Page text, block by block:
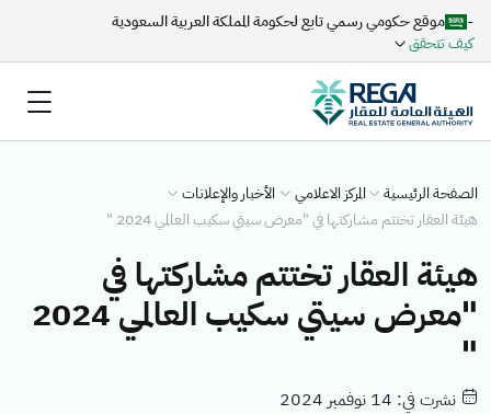
-
موقع حكومي رسمي تابع لحكومة المملكة العربية السعودية
كيف تتحقق
الصفحة الرئيسية المركز الاعلامي
الأخبار والإعلانات
هيئة العقار تختتم مشاركتها في "معرض سيتي سكيب العالمي 2024 "
هيئة العقار تختتم مشاركتها في
"معرض سيتي سكيب العالمي 2024
"
نشرت في: 14 نوفمبر 2024